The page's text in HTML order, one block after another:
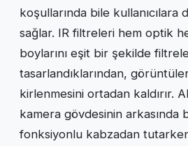
koşullarında bile kullanıcılara
sağlar. IR filtreleri hem optik
boylarını eşit bir şekilde
tasarlandıklarından,
kirlenmesini ortadan kaldırır.
kamera gövdesinin arkasında
fonksiyonlu kabzadan